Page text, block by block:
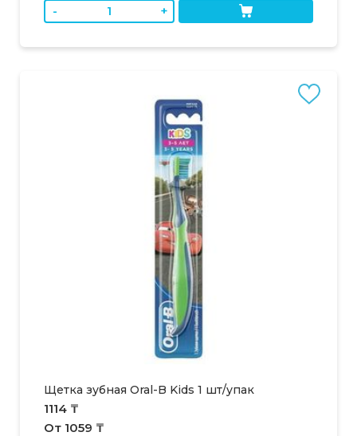
-
+
Щетка зубная Oral-B Kids 1 шт/упак
1114 ₸
От 1059 ₸